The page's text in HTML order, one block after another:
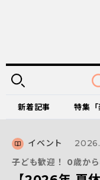
新着記事 特集「
イベント
子ども歓迎！ 0歳から